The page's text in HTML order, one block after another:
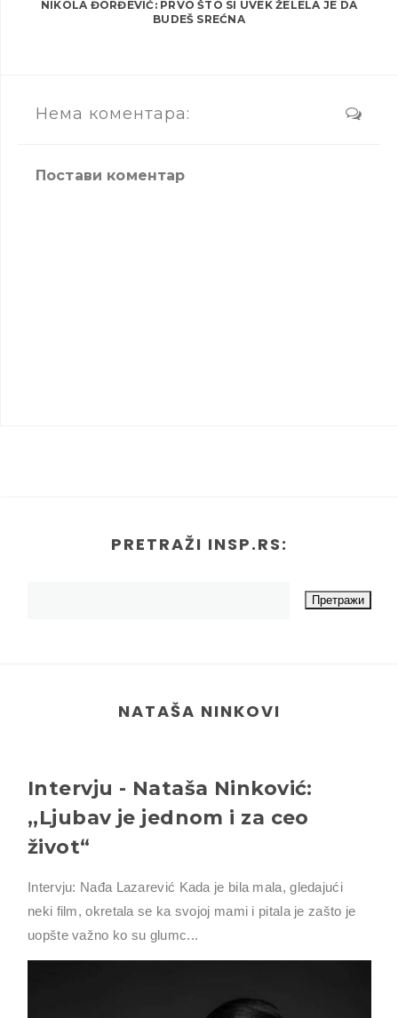
NIKOLA ĐORĐEVIĆ: PRVO ŠTO SI UVEK ŽELELA JE DA
BUDEŠ SREĆNA
Нема коментара:
Постави коментар
PRETRAŽI INSP.RS:
NATAŠA NINKOVI
Intervju - Nataša Ninković:
,,Ljubav je jednom i za ceo
život“
Intervju: Nađa Lazarević Kada je bila mala, gledajući
neki film, okretala se ka svojoj mami i pitala je zašto je
uopšte važno ko su glumc...